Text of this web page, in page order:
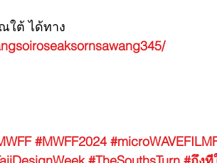
ใต้ ได้ทาง
#MWFF2024